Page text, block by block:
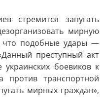
стремится запугать
мирную
подобные удары —
преступный акт
украинских боевиков к
против транспортной
мирных граждан»,